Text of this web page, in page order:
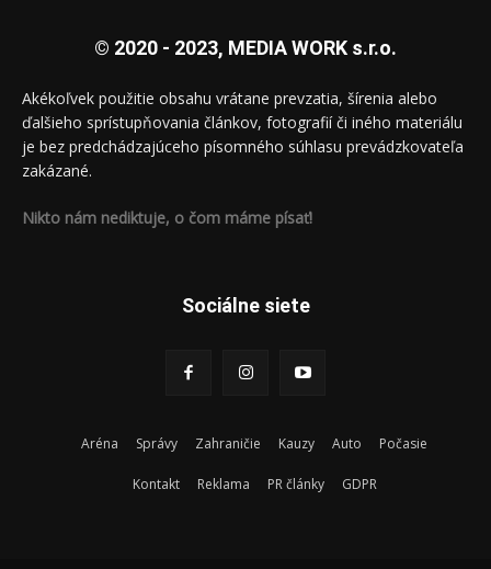
© 2020 - 2023, MEDIA WORK s.r.o.
Akékoľvek použitie obsahu vrátane prevzatia, šírenia alebo
ďalšieho sprístupňovania článkov, fotografií či iného materiálu
je bez predchádzajúceho písomného súhlasu prevádzkovateľa
zakázané.
Nikto nám nediktuje, o čom máme písať!
Sociálne siete
Aréna Správy Zahraničie Kauzy Auto Počasie
Kontakt Reklama PR články GDPR